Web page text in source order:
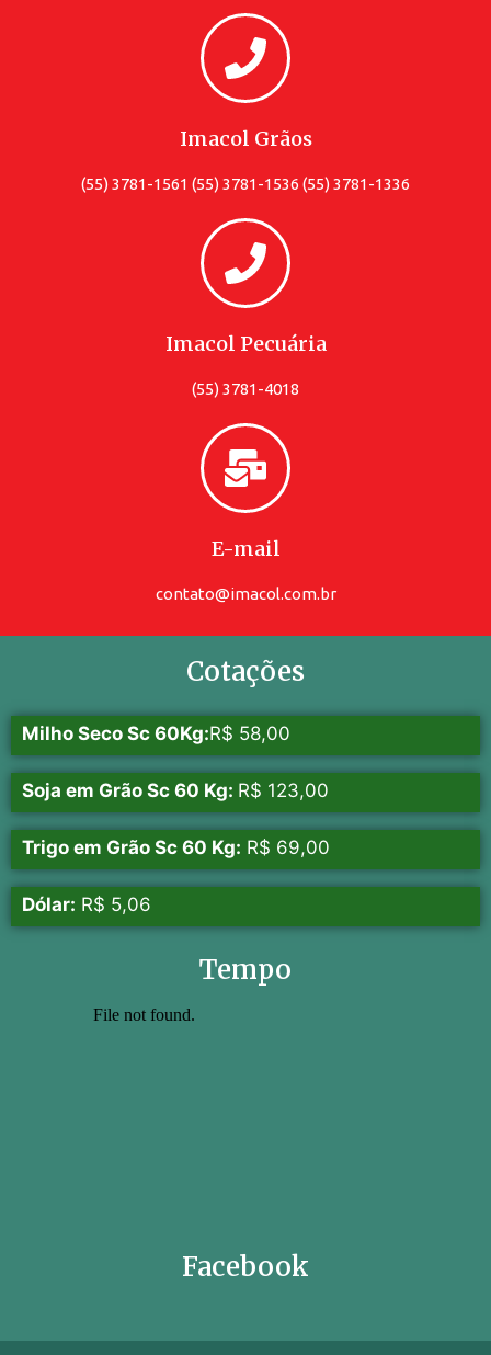
Imacol Grãos
(55) 3781-1561 (55) 3781-1536 (55) 3781-1336
Imacol Pecuária
(55) 3781-4018
E-mail
contato@imacol.com.br
Cotações
Milho Seco Sc 60Kg:R$ 58,00
Soja em Grão Sc 60 Kg: R$ 123,00
Trigo em Grão Sc 60 Kg: R$ 69,00
Dólar: R$ 5,06
Tempo
Facebook